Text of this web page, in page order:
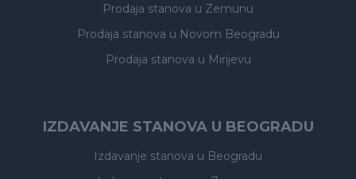
Prodaja stanova u Zemunu
Prodaja stanova u Novom Beogradu
Prodaja stanova u Mirijevu
IZDAVANJE STANOVA U BEOGRADU
Izdavanje stanova u Beogradu